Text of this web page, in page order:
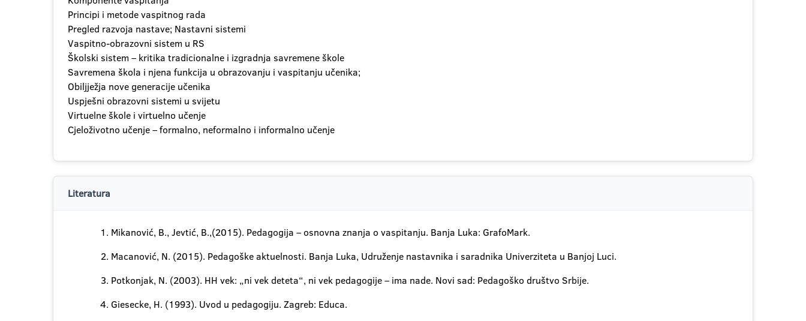
Principi i metode vaspitnog rada
Pregled razvoja nastave; Nastavni sistemi
Vaspitno-obrazovni sistem u RS
Školski sistem – kritika tradicionalne i izgradnja savremene škole
Savremena škola i njena funkcija u obrazovanju i vaspitanju učenika;
Obiljježja nove generacije učenika
Uspješni obrazovni sistemi u svijetu
Virtuelne škole i virtuelno učenje
Cjeloživotno učenje – formalno, neformalno i informalno učenje
Literatura
Mikanović, B., Jevtić, B.,(2015). Pedagogija – osnovna znanja o vaspitanju. Banja Luka: GrafoMark.
Macanović, N. (2015). Pedagoške aktuelnosti. Banja Luka, Udruženje nastavnika i saradnika Univerziteta u Banjoj Luci.
Potkonjak, N. (2003). HH vek: „ni vek deteta“, ni vek pedagogije – ima nade. Novi sad: Pedagoško društvo Srbije.
Giesecke, H. (1993). Uvod u pedagogiju. Zagreb: Educa.